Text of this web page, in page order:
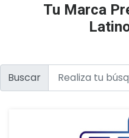
Tu Marca
Buscar